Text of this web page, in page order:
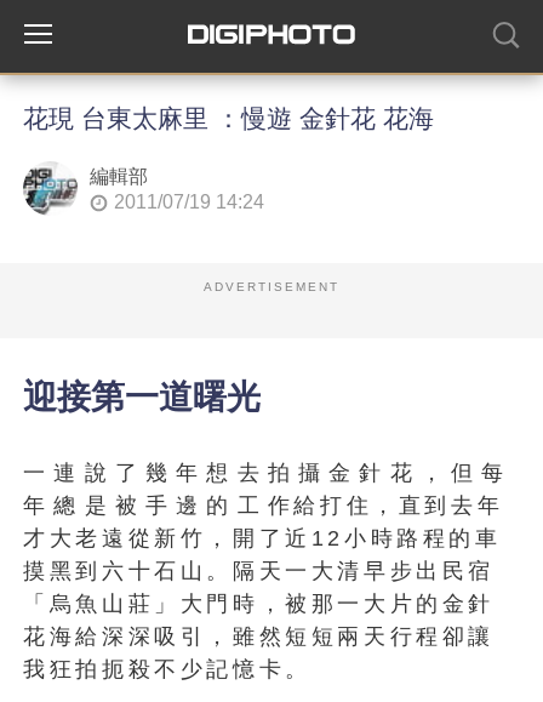
花現 台東太麻里 ：慢遊 金針花 花海
編輯部
2011/07/19 14:24
ADVERTISEMENT
迎接第一道曙光
一連說了幾年想去拍攝金針花，但每
年總是被手邊的工作給打住，直到去年
才大老遠從新竹，開了近12小時路程的車
摸黑到六十石山。隔天一大清早步出民宿
「烏魚山莊」大門時，被那一大片的金針
花海給深深吸引，雖然短短兩天行程卻讓
我狂拍扼殺不少記憶卡。